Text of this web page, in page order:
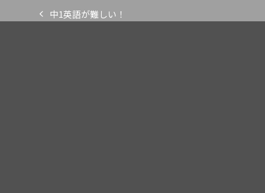
previous
中1英語が難しい！